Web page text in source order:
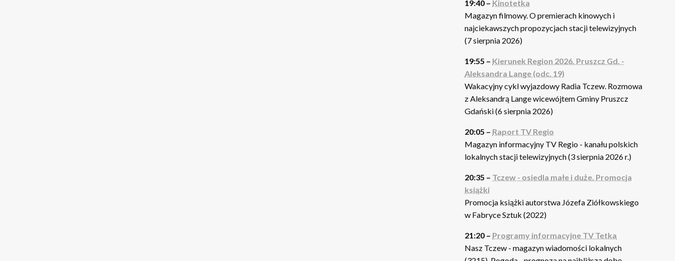
19:40 – Kinotetka
Magazyn filmowy. O premierach kinowych i
najciekawszych propozycjach stacji telewizyjnych
(7 sierpnia 2026)
19:55 – Kierunek Region 2026. Pruszcz Gd. -
Aleksandra Lange (odc. 19)
Wakacyjny cykl wyjazdowy Radia Tczew. Rozmowa
z Aleksandrą Lange wicewójtem Gminy Pruszcz
Gdański (6 sierpnia 2026)
20:05 – Raport TV Regio
Magazyn informacyjny TV Regio - kanału polskich
lokalnych stacji telewizyjnych (3 sierpnia 2026 r.)
20:35 – Tczew - osiedla małe i duże. Promocja
książki
Promocja książki autorstwa Józefa Ziółkowskiego
w Fabryce Sztuk (2022)
21:20 – Programy informacyjne TV Tetka
Nasz Tczew - magazyn wiadomości lokalnych